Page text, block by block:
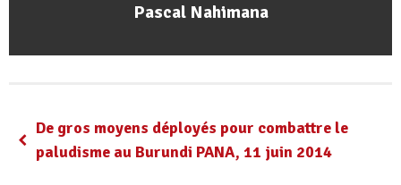
Pascal Nahimana
De gros moyens déployés pour combattre le
paludisme au Burundi PANA, 11 juin 2014